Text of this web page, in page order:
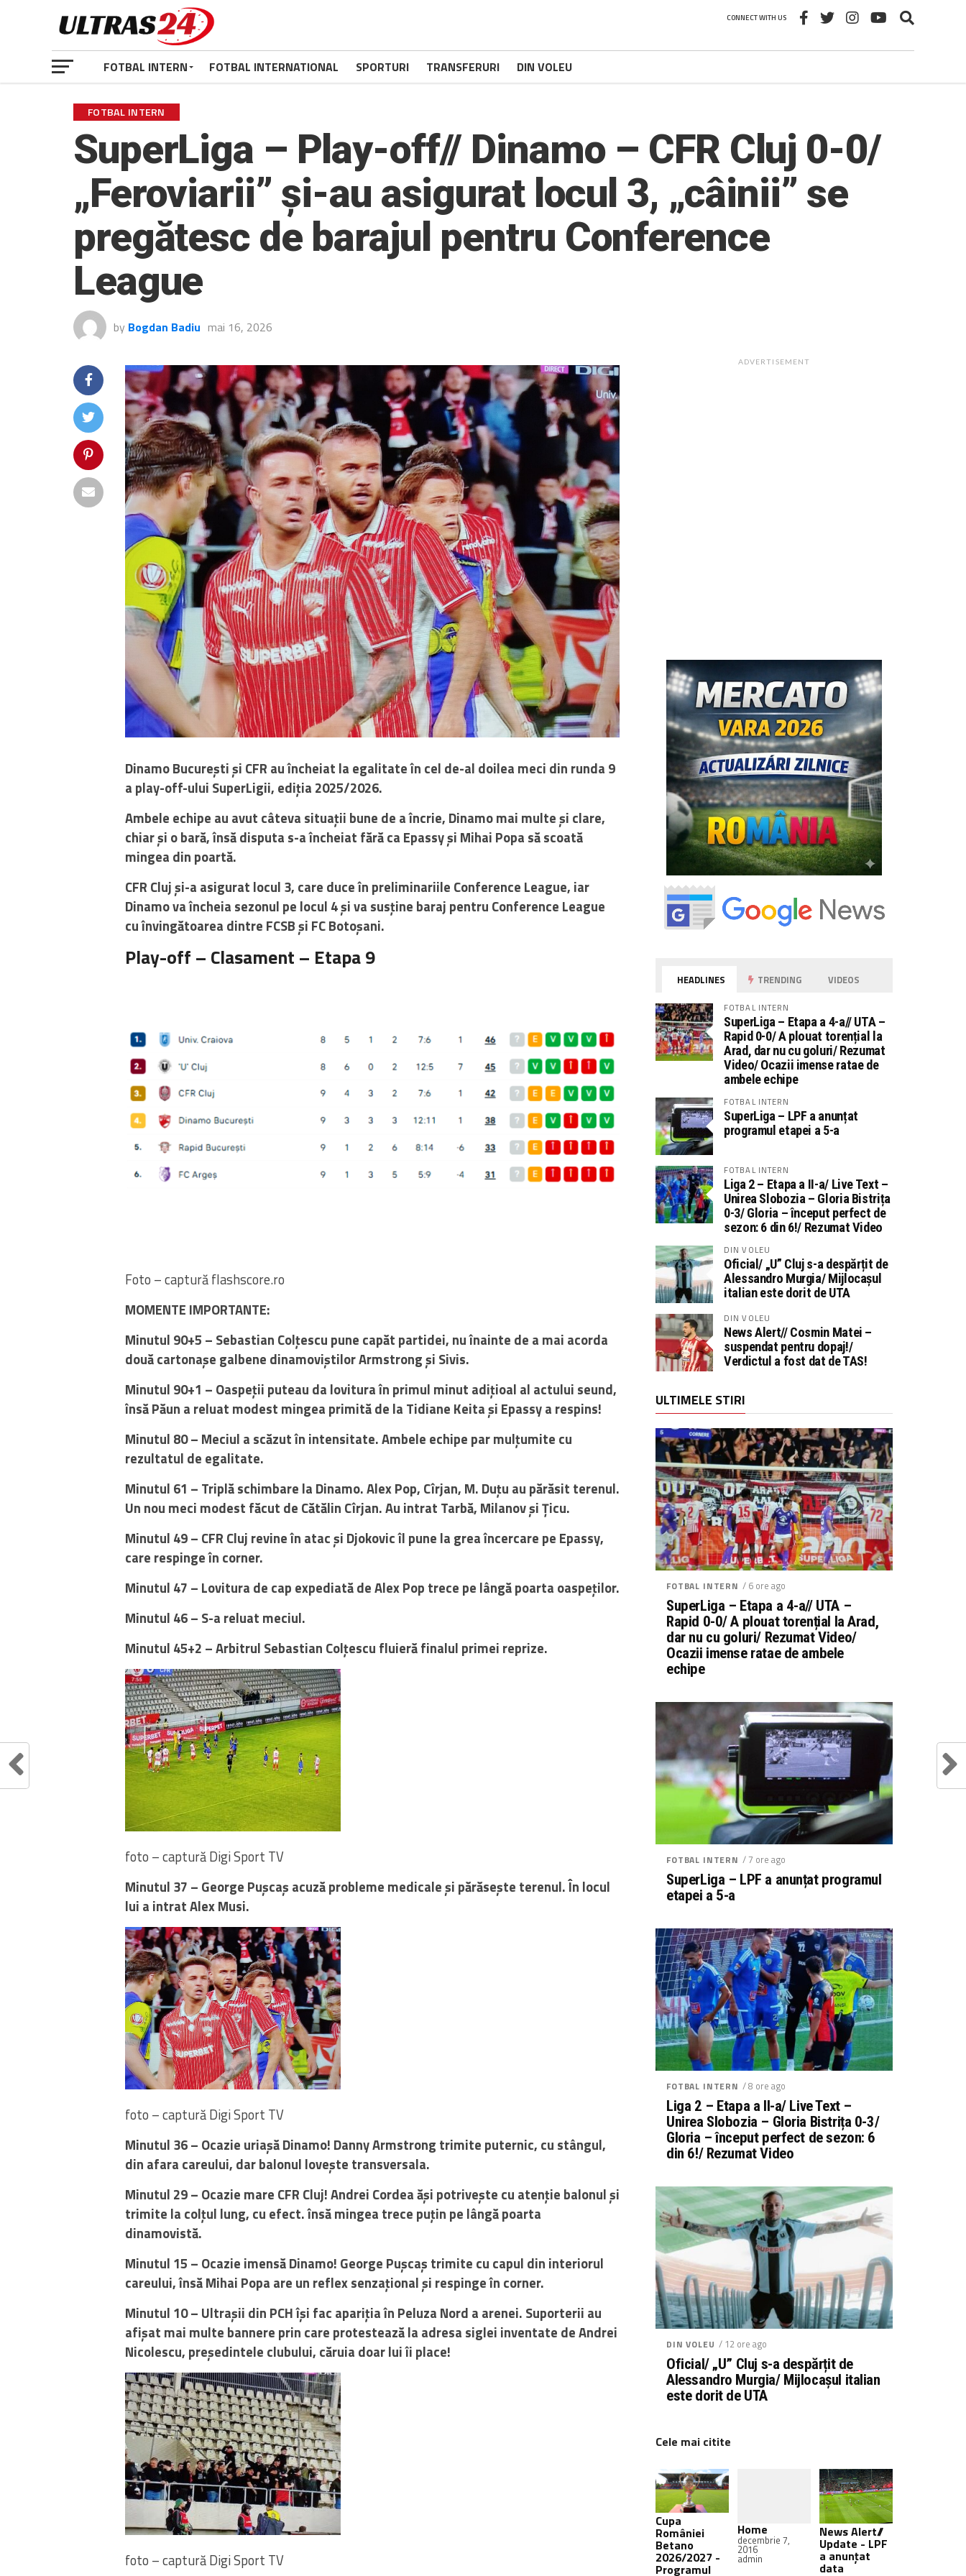
CONNECT WITH US
FOTBAL INTERN FOTBAL INTERNATIONAL SPORTURI TRANSFERURI DIN VOLEU
FOTBAL INTERN
SuperLiga – Play-off// Dinamo – CFR Cluj 0-0/
„Feroviarii” și-au asigurat locul 3, „câinii” se
pregătesc de barajul pentru Conference
League
by Bogdan Badiu mai 16, 2026
Dinamo București și CFR au încheiat la egalitate în cel de-al doilea meci din runda 9
a play-off-ului SuperLigii, ediția 2025/2026.
Ambele echipe au avut câteva situații bune de a încrie, Dinamo mai multe și clare,
chiar și o bară, însă disputa s-a încheiat fără ca Epassy și Mihai Popa să scoată
mingea din poartă.
CFR Cluj și-a asigurat locul 3, care duce în preliminariile Conference League, iar
Dinamo va încheia sezonul pe locul 4 și va susține baraj pentru Conference League
cu învingătoarea dintre FCSB și FC Botoșani.
Play-off – Clasament – Etapa 9
Foto – captură flashscore.ro
MOMENTE IMPORTANTE:
Minutul 90+5 – Sebastian Colțescu pune capăt partidei, nu înainte de a mai acorda
două cartonașe galbene dinamoviștilor Armstrong și Sivis.
Minutul 90+1 – Oaspeții puteau da lovitura în primul minut adițioal al actului seund,
însă Păun a reluat modest mingea primită de la Tidiane Keita și Epassy a respins!
Minutul 80 – Meciul a scăzut în intensitate. Ambele echipe par mulțumite cu
rezultatul de egalitate.
Minutul 61 – Triplă schimbare la Dinamo. Alex Pop, Cîrjan, M. Duțu au părăsit terenul.
Un nou meci modest făcut de Cătălin Cîrjan. Au intrat Tarbă, Milanov și Țicu.
Minutul 49 – CFR Cluj revine în atac și Djokovic îl pune la grea încercare pe Epassy,
care respinge în corner.
Minutul 47 – Lovitura de cap expediată de Alex Pop trece pe lângă poarta oaspeților.
Minutul 46 – S-a reluat meciul.
Minutul 45+2 – Arbitrul Sebastian Colțescu fluieră finalul primei reprize.
foto – captură Digi Sport TV
Minutul 37 – George Pușcaș acuză probleme medicale și părăsește terenul. În locul
lui a intrat Alex Musi.
foto – captură Digi Sport TV
Minutul 36 – Ocazie uriașă Dinamo! Danny Armstrong trimite puternic, cu stângul,
din afara careului, dar balonul lovește transversala.
Minutul 29 – Ocazie mare CFR Cluj! Andrei Cordea ăși potrivește cu atenție balonul și
trimite la colțul lung, cu efect. însă mingea trece puțin pe lângă poarta
dinamovistă.
Minutul 15 – Ocazie imensă Dinamo! George Pușcaș trimite cu capul din interiorul
careului, însă Mihai Popa are un reflex senzațional și respinge în corner.
Minutul 10 – Ultrașii din PCH își fac apariția în Peluza Nord a arenei. Suporterii au
afișat mai multe bannere prin care protestează la adresa siglei inventate de Andrei
Nicolescu, președintele clubului, căruia doar lui îi place!
foto – captură Digi Sport TV
ADVERTISEMENT
HEADLINES TRENDING VIDEOS
FOTBAL INTERN
SuperLiga – Etapa a 4-a// UTA –
Rapid 0-0/ A plouat torențial la
Arad, dar nu cu goluri/ Rezumat
Video/ Ocazii imense ratae de
ambele echipe
FOTBAL INTERN
SuperLiga – LPF a anunțat
programul etapei a 5-a
FOTBAL INTERN
Liga 2 – Etapa a II-a/ Live Text –
Unirea Slobozia – Gloria Bistrița
0-3/ Gloria – început perfect de
sezon: 6 din 6!/ Rezumat Video
DIN VOLEU
Oficial/ „U” Cluj s-a despărțit de
Alessandro Murgia/ Mijlocașul
italian este dorit de UTA
DIN VOLEU
News Alert// Cosmin Matei –
suspendat pentru dopaj!/
Verdictul a fost dat de TAS!
ULTIMELE STIRI
FOTBAL INTERN / 6 ore ago
SuperLiga – Etapa a 4-a// UTA –
Rapid 0-0/ A plouat torențial la Arad,
dar nu cu goluri/ Rezumat Video/
Ocazii imense ratae de ambele
echipe
FOTBAL INTERN / 7 ore ago
SuperLiga – LPF a anunțat programul
etapei a 5-a
FOTBAL INTERN / 8 ore ago
Liga 2 – Etapa a II-a/ Live Text –
Unirea Slobozia – Gloria Bistrița 0-3/
Gloria – început perfect de sezon: 6
din 6!/ Rezumat Video
DIN VOLEU / 12 ore ago
Oficial/ „U” Cluj s-a despărțit de
Alessandro Murgia/ Mijlocașul italian
este dorit de UTA
Cele mai citite
Cupa
României
Betano
2026/2027 -
Programul
Home
decembrie 7,
2016
admin
News Alert//
Update - LPF
a anunțat
data